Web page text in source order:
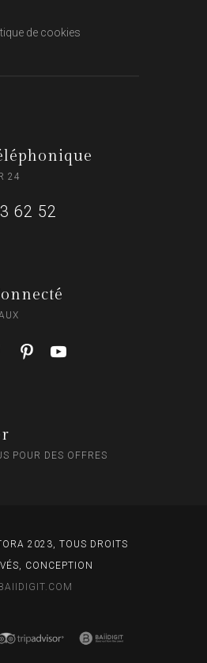
de cookies
24
62 52
POUR DES OFFRES
2023, TOUS DROITS
CONCEPTION